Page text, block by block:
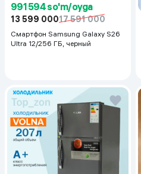
991 594 so'm/oyga
13 599 00017 591 000
Смартфон Samsung Galaxy S26
Ultra 12/256 ГБ, черный